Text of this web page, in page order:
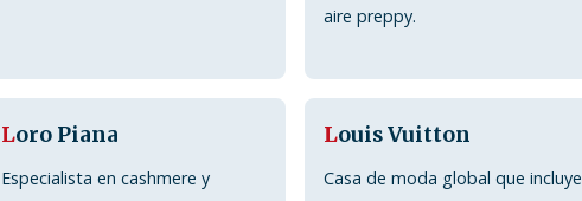
aire preppy.
Loro Piana
Especialista en cashmere y
Louis Vuitton
Casa de moda global que incluye